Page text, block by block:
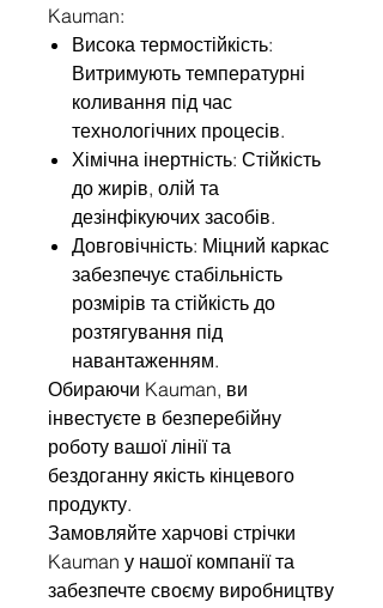
Kauman:
Висока термостійкість:
Витримують температурні
коливання під час
технологічних процесів.
Хімічна інертність: Стійкість
до жирів, олій та
дезінфікуючих засобів.
Довговічність: Міцний каркас
забезпечує стабільність
розмірів та стійкість до
розтягування під
навантаженням.
Обираючи Kauman, ви
інвестуєте в безперебійну
роботу вашої лінії та
бездоганну якість кінцевого
продукту.
Замовляйте харчові стрічки
Kauman у нашої компанії та
забезпечте своєму виробництву